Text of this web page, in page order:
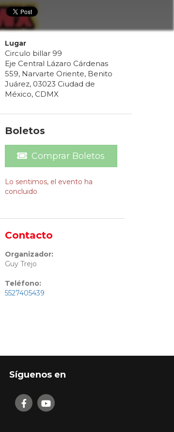
Lugar
Circulo billar 99
Eje Central Lázaro Cárdenas
559, Narvarte Oriente, Benito
Juárez, 03023 Ciudad de
México, CDMX
Boletos
Comprar Boletos
Lo sentimos, el evento ha
concluido
Contacto
Organizador:
Guy Trejo
Teléfono:
5527405439
Síguenos en